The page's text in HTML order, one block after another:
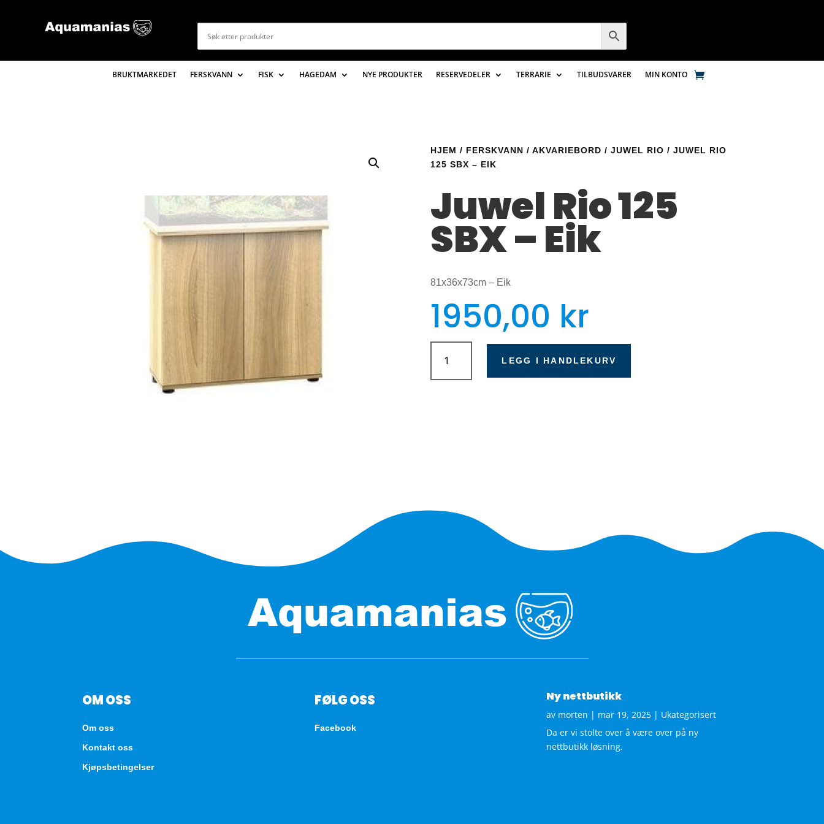
BRUKTMARKEDET FERSKVANN FISK HAGEDAM NYE PRODUKTER RESERVEDELER TERRARIE TILBUDSVARER MIN KONTO
HJEM / FERSKVANN / AKVARIEBORD / JUWEL RIO / JUWEL RIO
125 SBX – EIK
Juwel Rio 125
SBX – Eik
81x36x73cm – Eik
1950,00 kr
Juwel
Rio
125
LEGG I HANDLEKURV
OM OSS
Om oss
Kontakt oss
Kjøpsbetingelser
FØLG OSS
Facebook
Ny nettbutikk
av morten | mar 19, 2025| Ukategorisert
Da er vi stolte over å være over på ny
nettbutikk løsning.